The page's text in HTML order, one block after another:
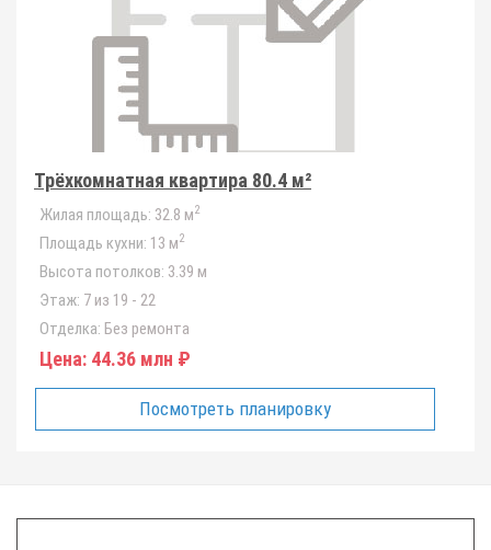
Трёхкомнатная квартира 80.4 м²
Жилая площадь: 32.8 м2
Площадь кухни: 13 м2
Высота потолков: 3.39 м
Этаж: 7 из 19 - 22
Отделка: Без ремонта
Цена: 44.36 млн ₽
Посмотреть планировку